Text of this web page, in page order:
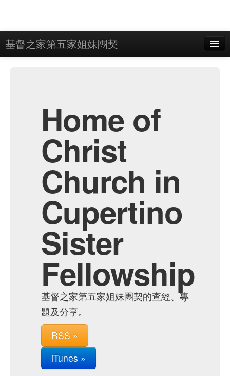
基督之家第五家姐妹團契
Home of
Christ
Church in
Cupertino
Sister
Fellowship
基督之家第五家姐妹團契的查經、專
題及分享。
RSS »
iTunes »